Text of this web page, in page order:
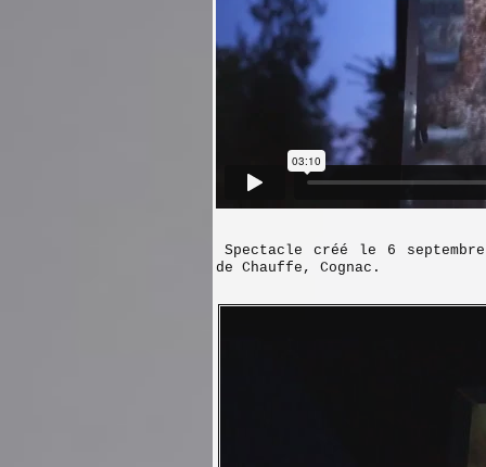
Spectacle créé le 6
de Chauffe, Cognac.